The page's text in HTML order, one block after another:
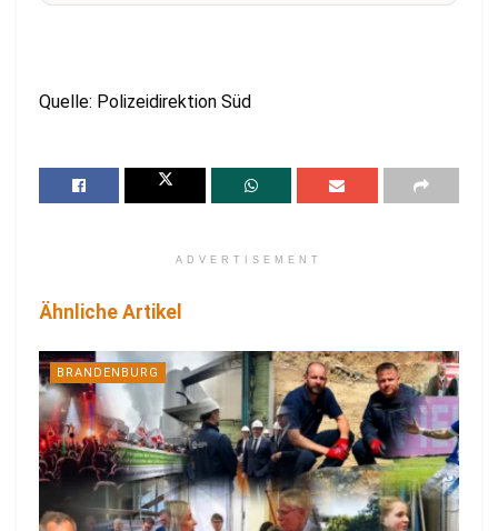
Quelle: Polizeidirektion Süd
ADVERTISEMENT
Ähnliche Artikel
BRANDENBURG